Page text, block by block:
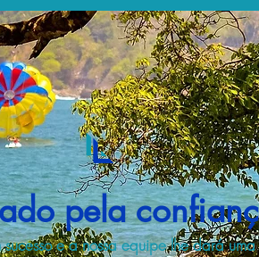
pela
e a nossa equipe lhe dará